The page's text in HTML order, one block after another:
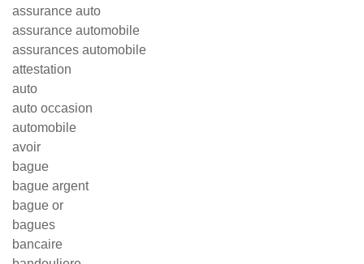
assurance auto
assurance automobile
assurances automobile
attestation
auto
auto occasion
automobile
avoir
bague
bague argent
bague or
bagues
bancaire